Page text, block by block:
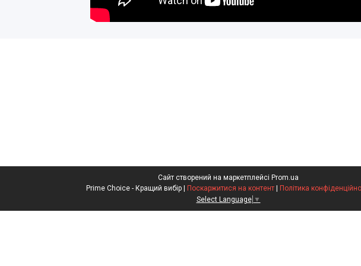
Сайт створений на маркетплейсі Prom.ua
Поскаржитися на контент
Політика
Select Language ▼